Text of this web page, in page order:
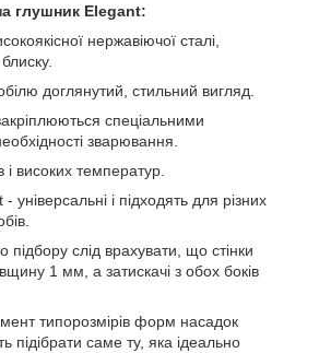
глушник Elegant:
нержавіючої сталі,
доглянутий, стильний вигляд.
спеціальними
зварювання.
і високих температур.
універсальні і підходять для різних
підбору слід врахувати, що стінки
1 мм, а затискачі з обох боків
типорозмірів форм насадок
підібрати саме ту, яка ідеально